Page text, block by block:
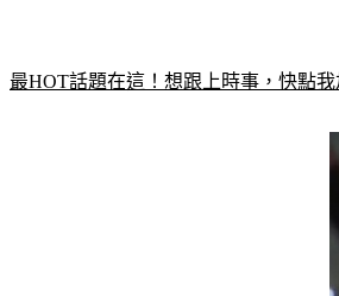
最HOT話題在這！想跟上時事，快點